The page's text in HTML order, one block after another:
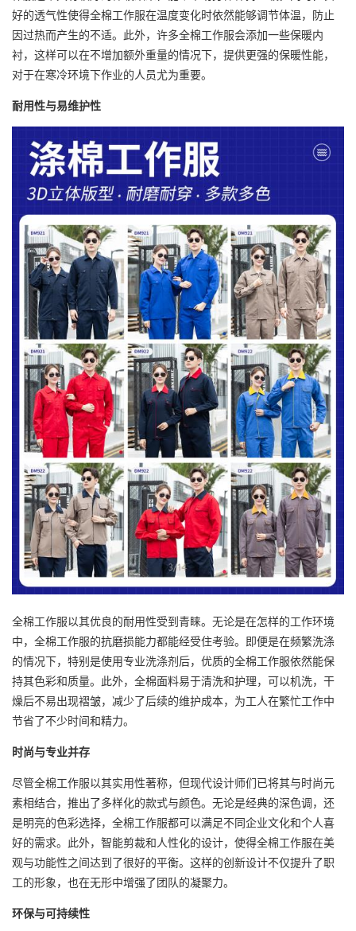
好的透气性使得全棉工作服在温度变化时依然能够调节体温，防止
因过热而产生的不适。此外，许多全棉工作服会添加一些保暖内
衬，这样可以在不增加额外重量的情况下，提供更强的保暖性能，
对于在寒冷环境下作业的人员尤为重要。
耐用性与易维护性
全棉工作服以其优良的耐用性受到青睐。无论是在怎样的工作环境
中，全棉工作服的抗磨损能力都能经受住考验。即便是在频繁洗涤
的情况下，特别是使用专业洗涤剂后，优质的全棉工作服依然能保
持其色彩和质量。此外，全棉面料易于清洗和护理，可以机洗，干
燥后不易出现褶皱，减少了后续的维护成本，为工人在繁忙工作中
节省了不少时间和精力。
时尚与专业并存
尽管全棉工作服以其实用性著称，但现代设计师们已将其与时尚元
素相结合，推出了多样化的款式与颜色。无论是经典的深色调，还
是明亮的色彩选择，全棉工作服都可以满足不同企业文化和个人喜
好的需求。此外，智能剪裁和人性化的设计，使得全棉工作服在美
观与功能性之间达到了很好的平衡。这样的创新设计不仅提升了职
工的形象，也在无形中增强了团队的凝聚力。
环保与可持续性